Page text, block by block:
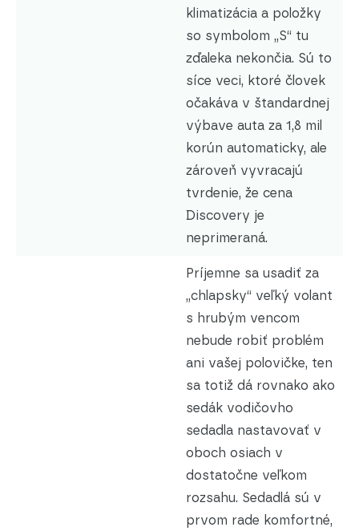
klimatizácia a položky
so symbolom „S“ tu
zďaleka nekončia. Sú to
síce veci, ktoré človek
očakáva v štandardnej
výbave auta za 1,8 mil
korún automaticky, ale
zároveň vyvracajú
tvrdenie, že cena
Discovery je
neprimeraná.
Príjemne sa usadiť za
„chlapsky“ veľký volant
s hrubým vencom
nebude robiť problém
ani vašej polovičke, ten
sa totiž dá rovnako ako
sedák vodičovho
sedadla nastavovať v
oboch osiach v
dostatočne veľkom
rozsahu. Sedadlá sú v
prvom rade komfortné,